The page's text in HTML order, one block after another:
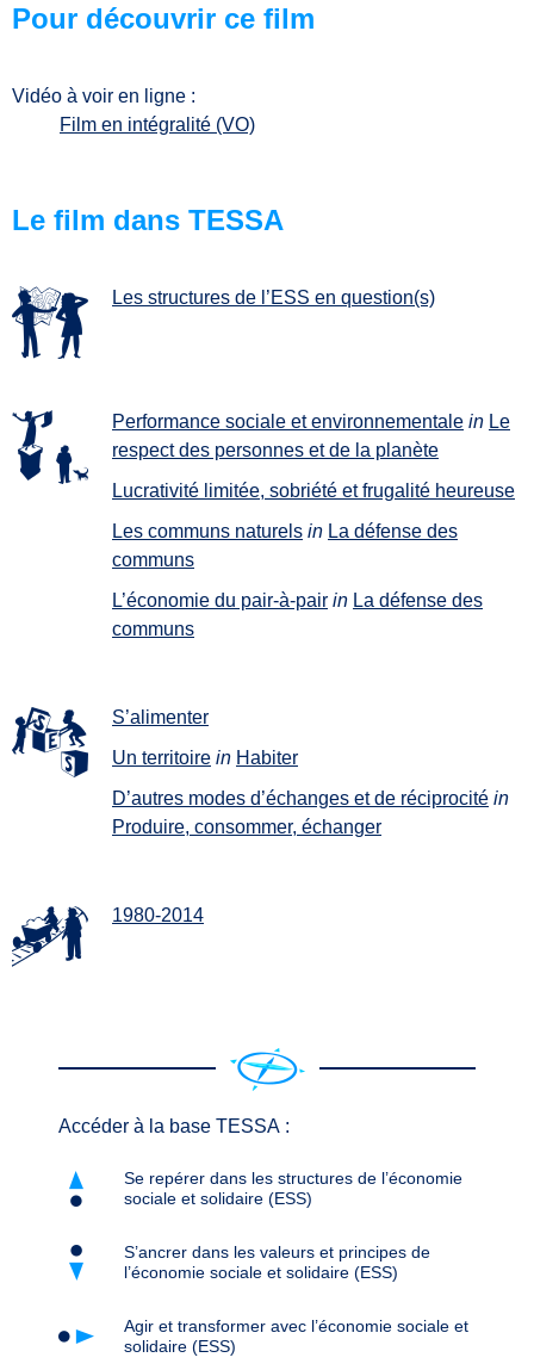
Pour découvrir ce film
Vidéo à voir en ligne :
Film en intégralité (VO)
Le film dans TESSA
Les structures de l’ESS en question(s)
Performance sociale et environnementale in Le
respect des personnes et de la planète
Lucrativité limitée, sobriété et frugalité heureuse
Les communs naturels in La défense des
communs
L’économie du pair-à-pair in La défense des
communs
S’alimenter
Un territoire in Habiter
D’autres modes d’échanges et de réciprocité in
Produire, consommer, échanger
1980-2014
Accéder à la base TESSA :
Se repérer dans les structures de l’économie
sociale et solidaire (ESS)
S’ancrer dans les valeurs et principes de
l’économie sociale et solidaire (ESS)
Agir et transformer avec l’économie sociale et
solidaire (ESS)